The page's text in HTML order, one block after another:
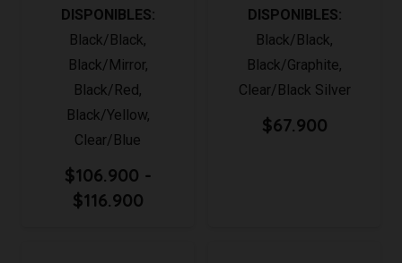
DISPONIBLES:
Black/Black,
Black/Mirror,
Black/Red,
Black/Yellow,
Clear/Blue
$106.900 -
$116.900Rango
DISPONIBLES:
Black/Black,
Black/Graphite,
Clear/Black Silver
$67.900